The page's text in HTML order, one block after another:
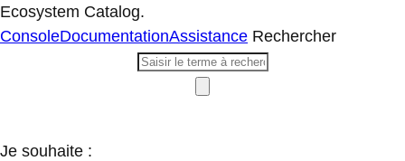
Ecosystem Catalog.
ConsoleDocumentationAssistance Rechercher
Je souhaite :